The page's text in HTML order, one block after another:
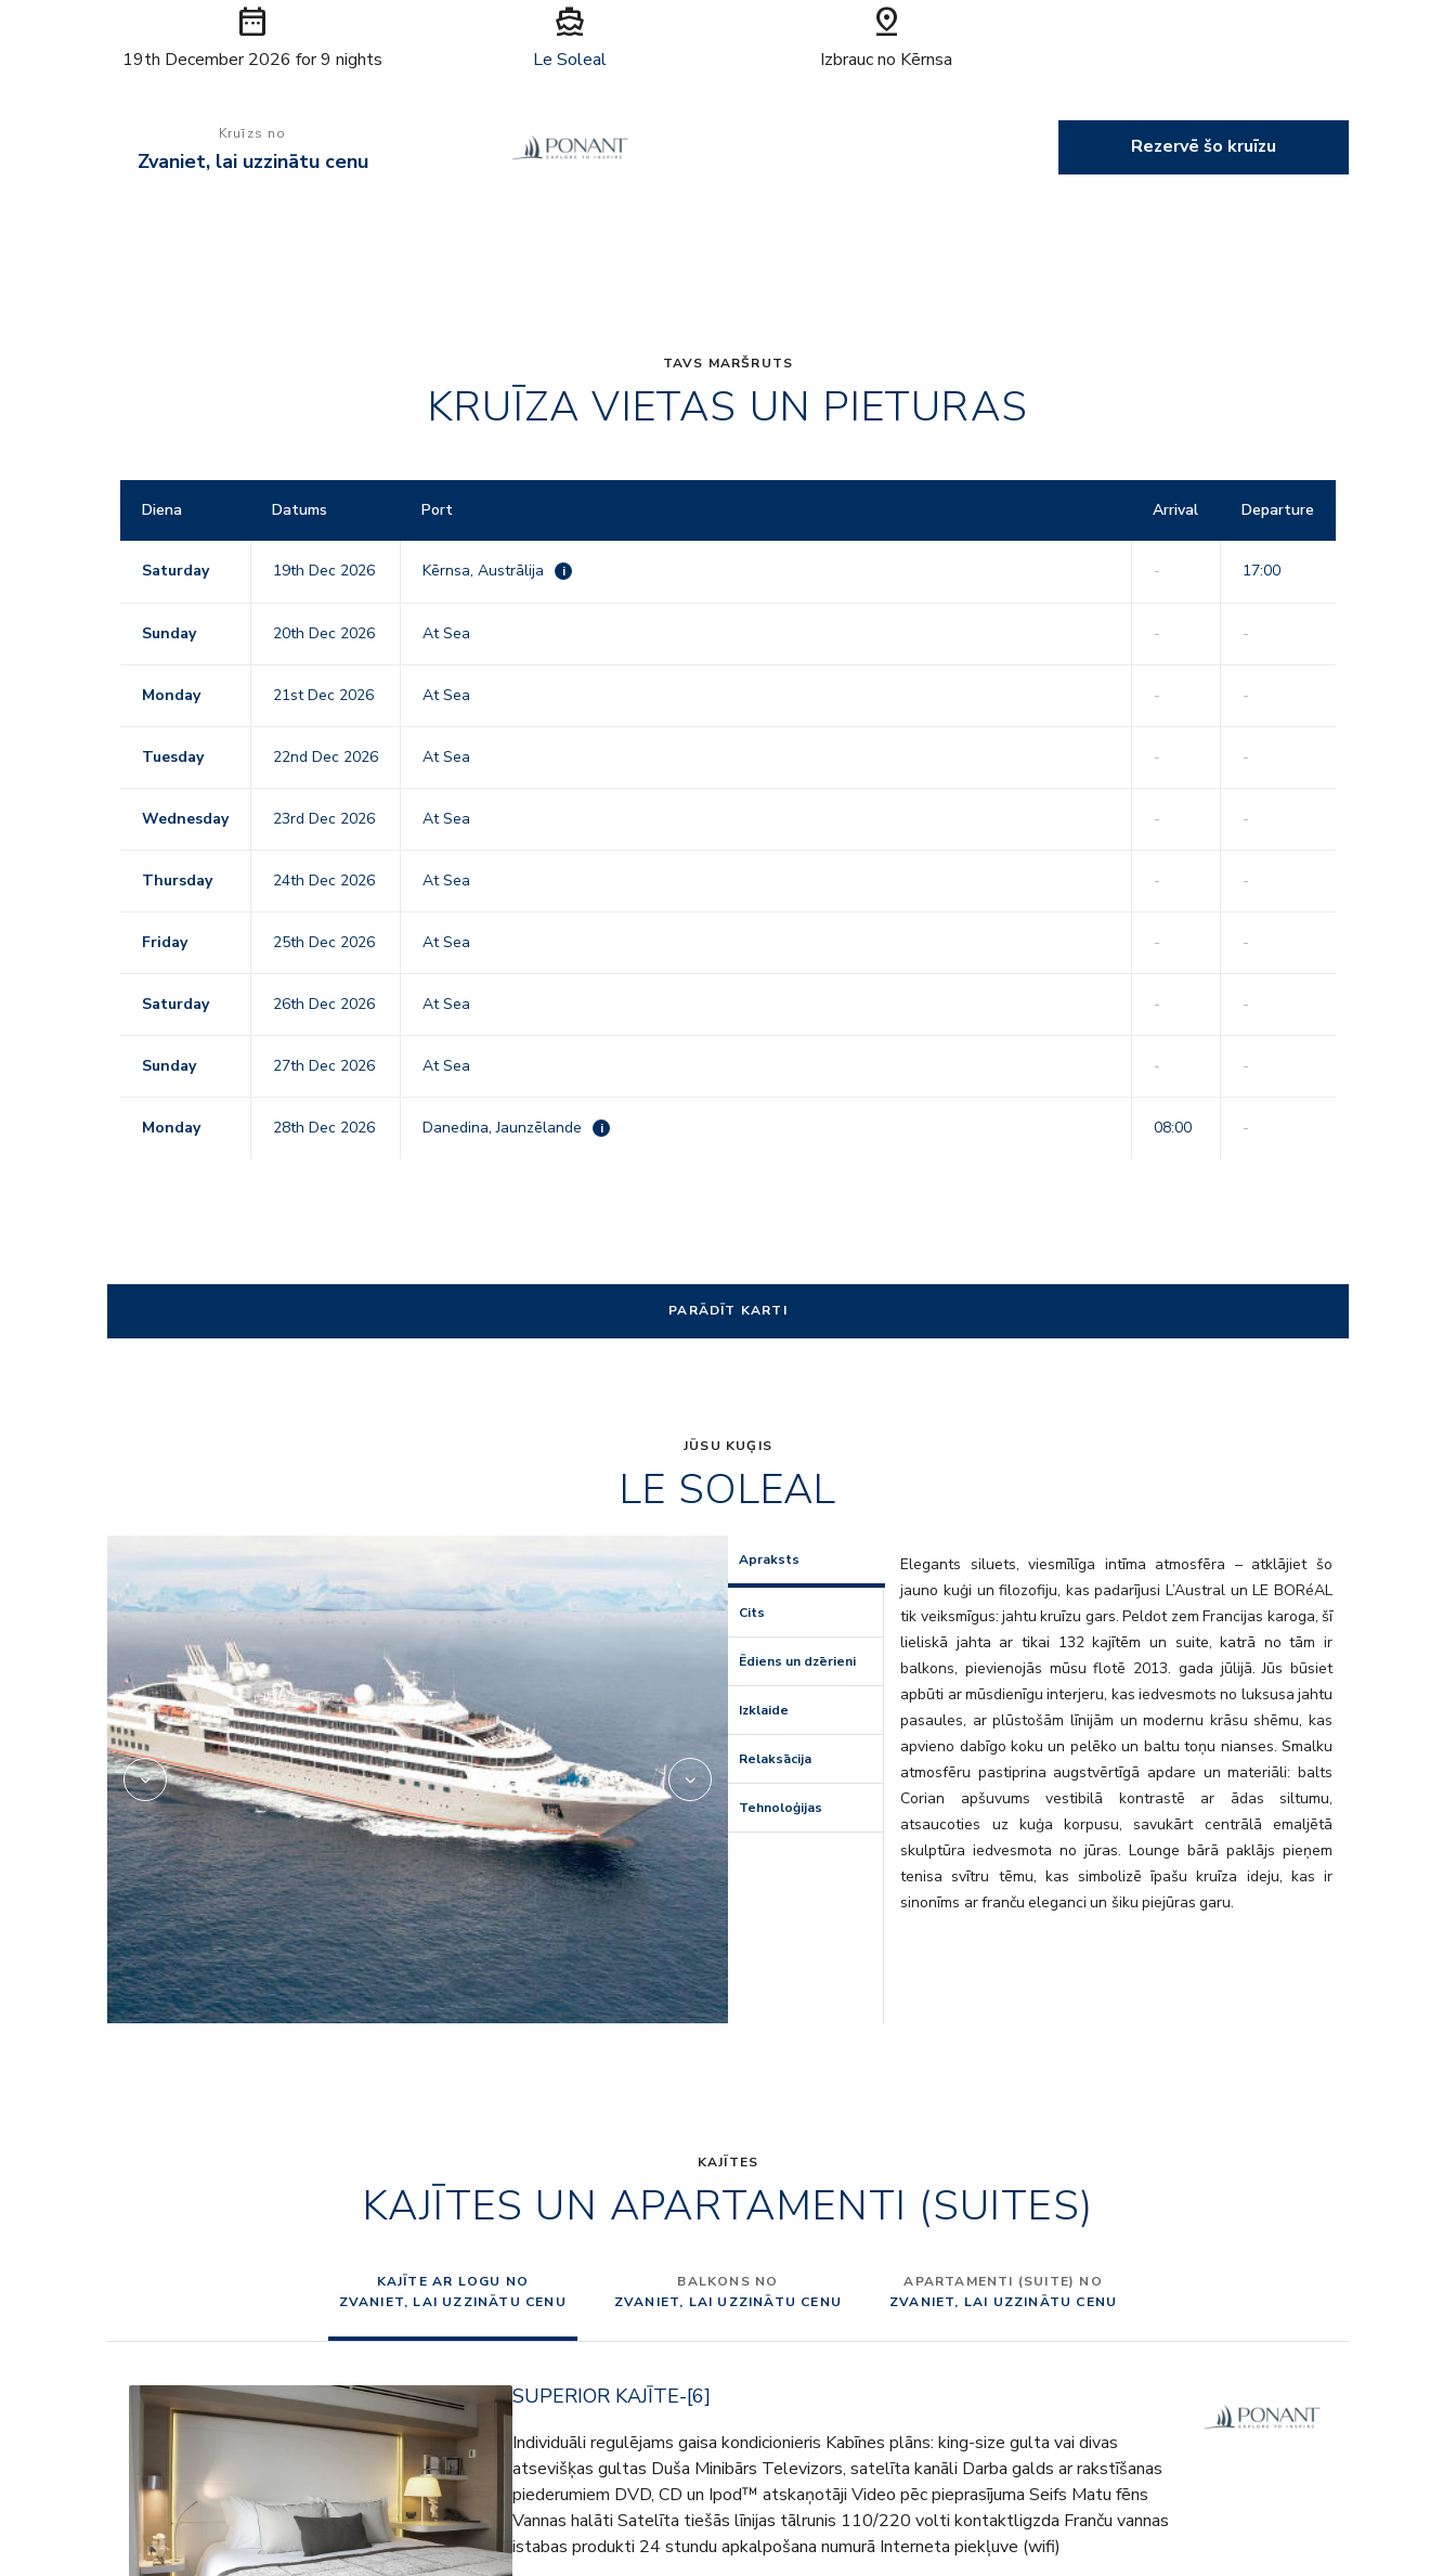
date_range
19th December 2026 for 9 nights
directions_boat
Le Soleal
pin_drop
Izbrauc no Kērnsa
Kruīzs no
Zvaniet, lai uzzinātu cenu
Rezervē šo kruīzu
TAVS MARŠRUTS
KRUĪZA VIETAS UN PIETURAS
Diena Datums Port Arrival Departure
Saturday 19th Dec 2026 Kērnsa, Austrālija i - 17:00
Sunday 20th Dec 2026 At Sea - -
Monday 21st Dec 2026 At Sea - -
Tuesday 22nd Dec 2026 At Sea - -
Wednesday 23rd Dec 2026 At Sea - -
Thursday 24th Dec 2026 At Sea - -
Friday 25th Dec 2026 At Sea - -
Saturday 26th Dec 2026 At Sea - -
Sunday 27th Dec 2026 At Sea - -
Monday 28th Dec 2026 Danedina, Jaunzēlande i 08:00 -
PARĀDĪT KARTI
JŪSU KUĢIS
LE SOLEAL
Apraksts
Cits
Ēdiens un dzērieni
Izklaide
Relaksācija
Tehnoloģijas
Elegants siluets, viesmīlīga intīma atmosfēra – atklājiet šo
jauno kuģi un filozofiju, kas padarījusi L’Austral un LE BORéAL
tik veiksmīgus: jahtu kruīzu gars. Peldot zem Francijas karoga, šī
lieliskā jahta ar tikai 132 kajītēm un suite, katrā no tām ir
balkons, pievienojās mūsu flotē 2013. gada jūlijā. Jūs būsiet
apbūti ar mūsdienīgu interjeru, kas iedvesmots no luksusa jahtu
pasaules, ar plūstošām līnijām un modernu krāsu shēmu, kas
apvieno dabīgo koku un pelēko un baltu toņu nianses. Smalku
atmosfēru pastiprina augstvērtīgā apdare un materiāli: balts
Corian apšuvums vestibilā kontrastē ar ādas siltumu,
atsaucoties uz kuģa korpusu, savukārt centrālā emaljētā
skulptūra iedvesmota no jūras. Lounge bārā paklājs pieņem
tenisa svītru tēmu, kas simbolizē īpašu kruīza ideju, kas ir
sinonīms ar franču eleganci un šiku piejūras garu.
KAJĪTES
KAJĪTES UN APARTAMENTI (SUITES)
KAJĪTE AR LOGU NO
ZVANIET, LAI UZZINĀTU CENU
BALKONS NO
ZVANIET, LAI UZZINĀTU CENU
APARTAMENTI (SUITE) NO
ZVANIET, LAI UZZINĀTU CENU
SUPERIOR KAJĪTE-[6]
Individuāli regulējams gaisa kondicionieris Kabīnes plāns: king-size gulta vai divas
atsevišķas gultas Duša Minibārs Televizors, satelīta kanāli Darba galds ar rakstīšanas
piederumiem DVD, CD un Ipod™ atskaņotāji Video pēc pieprasījuma Seifs Matu fēns
Vannas halāti Satelīta tiešās līnijas tālrunis 110/220 volti kontaktligzda Franču vannas
istabas produkti 24 stundu apkalpošana numurā Interneta piekļuve (wifi)